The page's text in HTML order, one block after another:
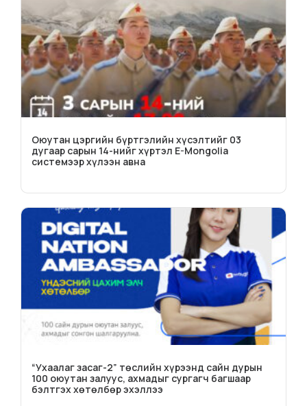
Оюутан цэргийн бүртгэлийн хүсэлтийг 03
дугаар сарын 14-нийг хүртэл E-Mongolia
системээр хүлээн авна
“Ухаалаг засаг-2” төслийн хүрээнд сайн дурын
100 оюутан залуус, ахмадыг сургагч багшаар
бэлтгэх хөтөлбөр эхэллээ